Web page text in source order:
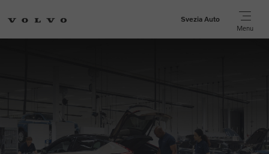
Svezia Auto
Menu